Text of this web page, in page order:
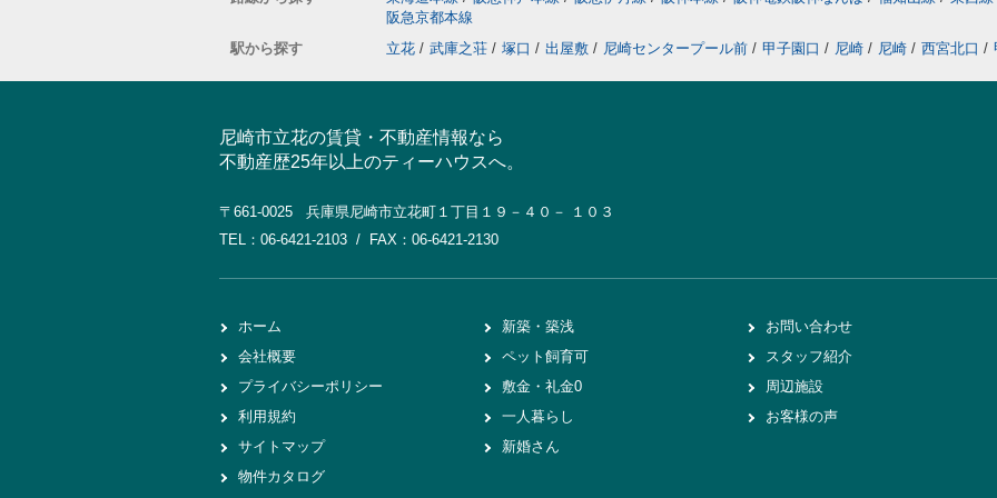
阪急京都本線
駅から探す
立花 / 武庫之荘 / 塚口 / 出屋敷 / 尼崎センタープール前 / 甲子園口 / 尼崎 / 尼崎 / 西宮北口 /
尼崎市立花の賃貸・不動産情報なら
不動産歴25年以上のティーハウスへ。
〒661-0025 兵庫県尼崎市立花町１丁目１９－４０－ １０３
TEL：06-6421-2103 / FAX：06-6421-2130
ホーム
会社概要
プライバシーポリシー
利用規約
サイトマップ
物件カタログ
新築・築浅
ペット飼育可
敷金・礼金0
一人暮らし
新婚さん
お問い合わせ
スタッフ紹介
周辺施設
お客様の声